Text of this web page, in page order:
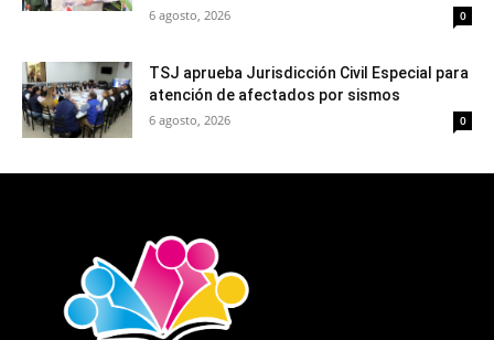
6 agosto, 2026 0
TSJ aprueba Jurisdicción Civil Especial para
atención de afectados por sismos
6 agosto, 2026 0